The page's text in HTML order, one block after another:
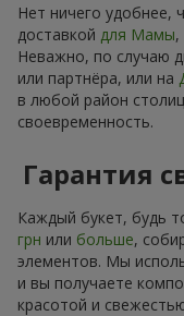
Нет ничего удобнее,
доставкой для Мамы,
Неважно, по случаю
или партнёра, или на
в любой район
своевременность.
Гарантия
Каждый букет, будь
грн или больше,
элементов. Мы
и вы получаете
красотой и